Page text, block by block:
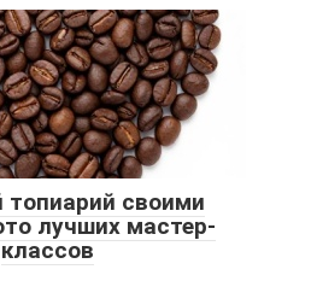
своими
лучших мастер-
классов